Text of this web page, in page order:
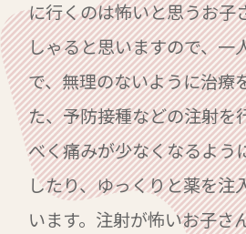
に行くのは怖いと思うお子
しゃると思いますので、一
で、無理のないように治療
た、予防接種などの注射を
べく痛みが少なくなるよう
したり、ゆっくりと薬を注
います。注射が怖いお子さ